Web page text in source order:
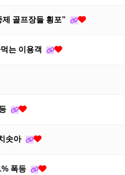
골프장들 횡포”
는 이용객
솟아
폭등